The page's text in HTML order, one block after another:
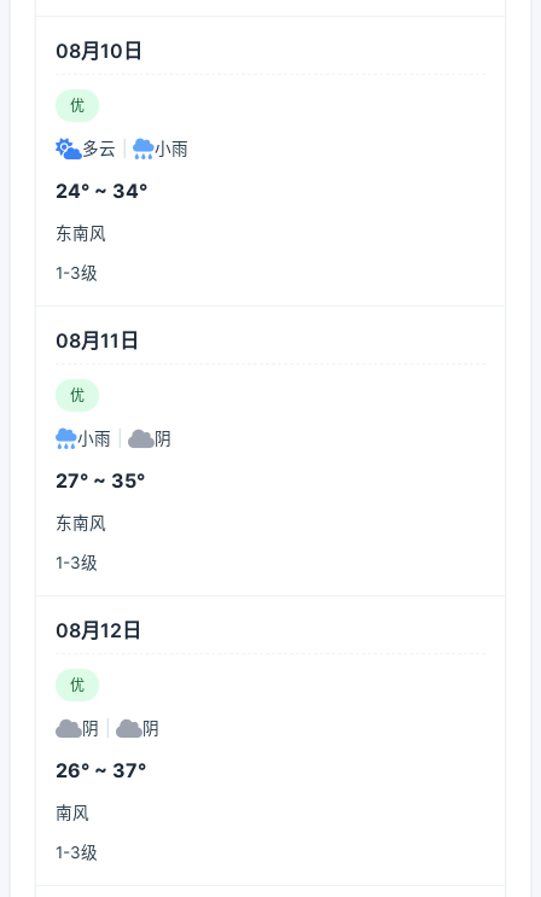
08月10日
优
多云 小雨
24° ~ 34°
东南风
1-3级
08月11日
优
小雨 阴
27° ~ 35°
东南风
1-3级
08月12日
优
阴 阴
26° ~ 37°
南风
1-3级